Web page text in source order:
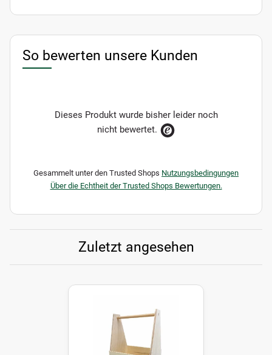
So bewerten unsere Kunden
Dieses Produkt wurde bisher leider noch
nicht bewertet.
Gesammelt unter den Trusted Shops Nutzungsbedingungen
Über die Echtheit der Trusted Shops Bewertungen.
Zuletzt angesehen